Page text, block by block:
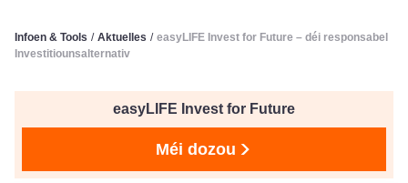
Infoen & Tools / Aktuelles / easyLIFE Invest for Future – déi responsabel
Investitiounsalternativ
easyLIFE Invest for Future
Méi dozou